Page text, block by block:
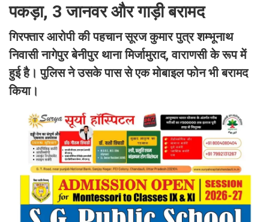
पकड़ा, 3 जानवर और गाड़ी बरामद
गिरफ्तार आरोपी की पहचान सूरज कुमार पुत्र शम्भूनाथ
निवासी नागेपुर बेनीपुर थाना मिर्जामुराद, वाराणसी के रूप में
हुई है। पुलिस ने उसके पास से एक मोबाइल फोन भी बरामद
किया।